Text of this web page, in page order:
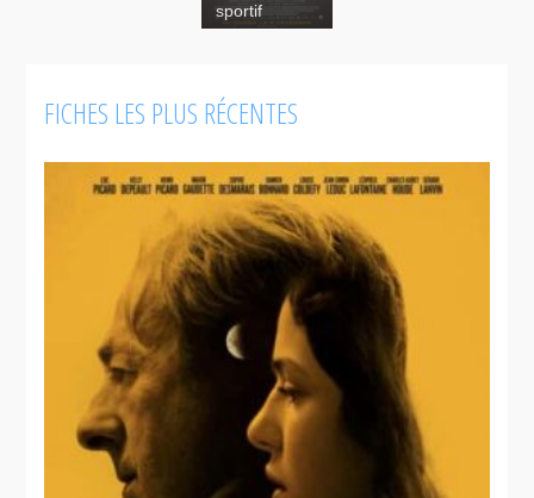
Les Boys
sportif
FICHES LES PLUS RÉCENTES